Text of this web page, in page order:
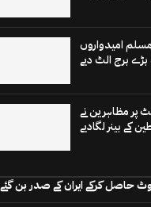
امیدواروں
بڑے برج الٹ دیے
پر مظاہرین نے
کے بینر لگادیے